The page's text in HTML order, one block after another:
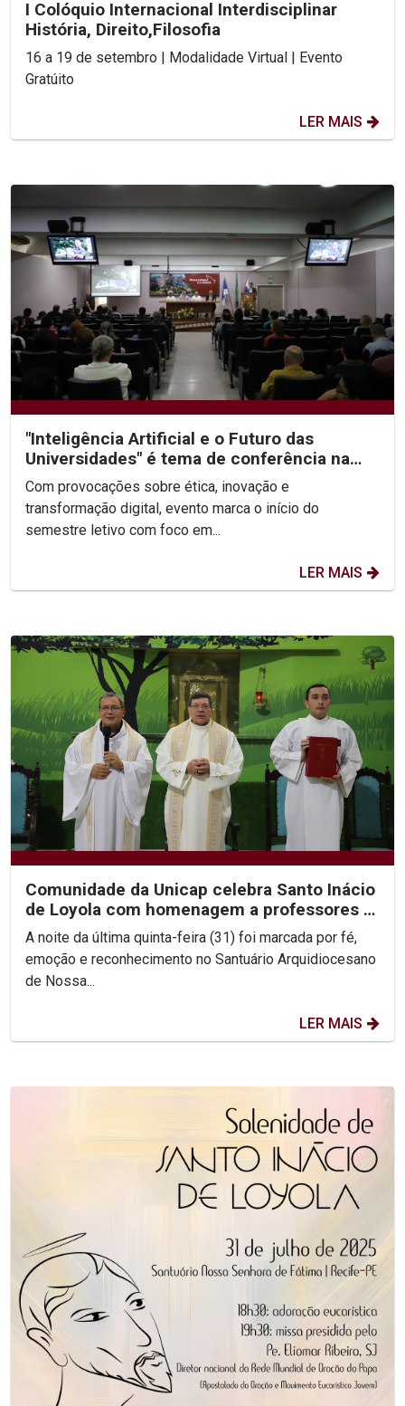
I Colóquio Internacional Interdisciplinar
História, Direito,Filosofia
16 a 19 de setembro | Modalidade Virtual | Evento
LER MAIS
"Inteligência Artificial e o Futuro das
Universidades" é tema de conferência na
abertura da...
Com provocações sobre ética, inovação e
transformação digital, evento marca o início do
semestre letivo com foco em...
LER MAIS
Comunidade da Unicap celebra Santo Inácio
de Loyola com homenagem a professores e
jesuítas
A noite da última quinta-feira (31) foi marcada por fé,
emoção e reconhecimento no Santuário Arquidiocesano
de Nossa...
LER MAIS